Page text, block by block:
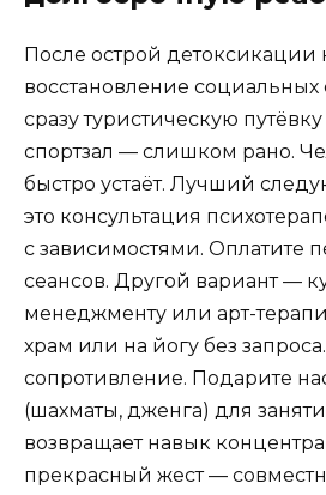
После острой детоксикации
восстановление социальных
сразу туристическую
спортзал — слишком рано.
быстро устаёт. Лучший
это консультация
с зависимостями. Оплатите
сеансов. Другой вариант —
менеджменту или арт-
храм или на йогу без
сопротивление. Подарите
(шахматы, дженга) для
возвращает навык
прекрасный жест —